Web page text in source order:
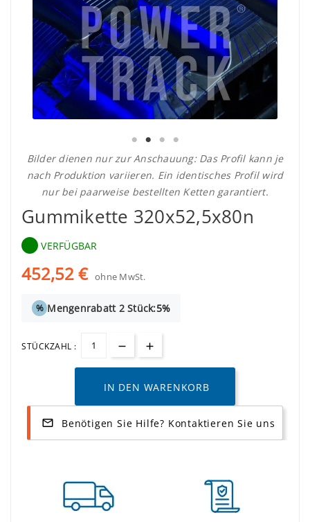
Bilder dienen nur zur Anschauung: Das Profil kann je
nach Produktion variieren. Ein identisches Profil wird
nur bei paarweise bestellten Ketten garantiert.
Gummikette 320x52,5x80n
VERFÜGBAR
452,52 € ohne MwSt.
% Mengenrabatt 2 Stück:5%
STÜCKZAHL :
IN DEN WARENKORB
mail_outline Benötigen Sie Hilfe? Kontaktieren Sie uns